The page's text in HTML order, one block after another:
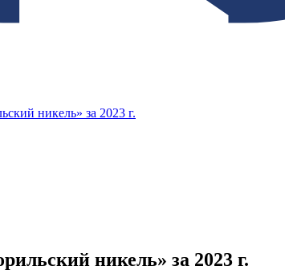
никель» за 2023 г.
никель» за 2023 г.